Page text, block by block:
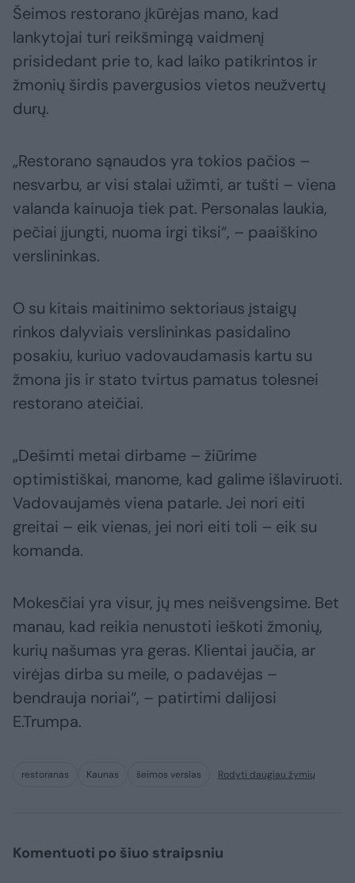
Šeimos restorano įkūrėjas mano, kad
lankytojai turi reikšmingą vaidmenį
prisidedant prie to, kad laiko patikrintos ir
žmonių širdis pavergusios vietos neužvertų
durų.
„Restorano sąnaudos yra tokios pačios –
nesvarbu, ar visi stalai užimti, ar tušti – viena
valanda kainuoja tiek pat. Personalas laukia,
pečiai įjungti, nuoma irgi tiksi“, – paaiškino
verslininkas.
O su kitais maitinimo sektoriaus įstaigų
rinkos dalyviais verslininkas pasidalino
posakiu, kuriuo vadovaudamasis kartu su
žmona jis ir stato tvirtus pamatus tolesnei
restorano ateičiai.
„Dešimti metai dirbame – žiūrime
optimistiškai, manome, kad galime išlaviruoti.
Vadovaujamės viena patarle. Jei nori eiti
greitai – eik vienas, jei nori eiti toli – eik su
komanda.
Mokesčiai yra visur, jų mes neišvengsime. Bet
manau, kad reikia nenustoti ieškoti žmonių,
kurių našumas yra geras. Klientai jaučia, ar
virėjas dirba su meile, o padavėjas –
bendrauja noriai“, – patirtimi dalijosi
E.Trumpa.
restoranas Kaunas šeimos verslas Rodyti daugiau žymių
Komentuoti po šiuo straipsniu